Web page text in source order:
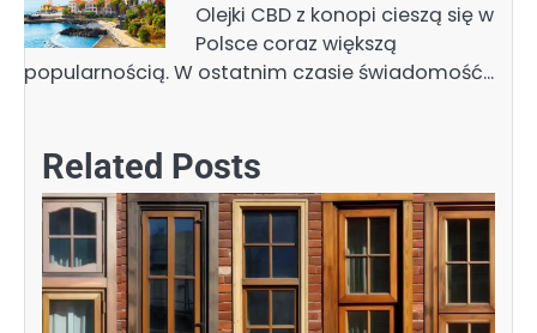
Olejki CBD z konopi cieszą się w
Polsce coraz większą
popularnością. W ostatnim czasie świadomość…
Related Posts